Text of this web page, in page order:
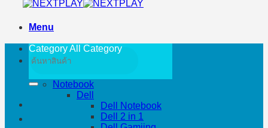
Menu
Search
for:
Category All Category
Notebook
Dell
Dell Notebook
Dell 2 in 1